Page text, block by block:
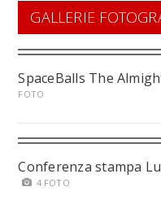
GALLERIE
SpaceBalls The
FOTO
Conferenza stampa
4 FOTO